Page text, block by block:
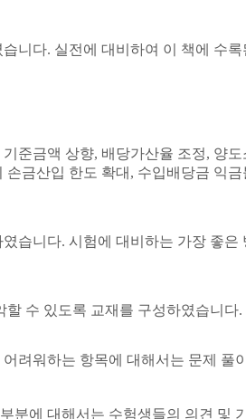
니다. 실전에 대비하여 이 책에 수
준금액 상향, 배당가산율 조정, 양
금산입 한도 확대, 수입배당금 익
습니다. 시험에 대비하는 가장 좋
수 있도록 교재를 구성하였습니다.
려워하는 항목에 대해서는 문제 풀
에 대해서는 수험생들의 의견 및